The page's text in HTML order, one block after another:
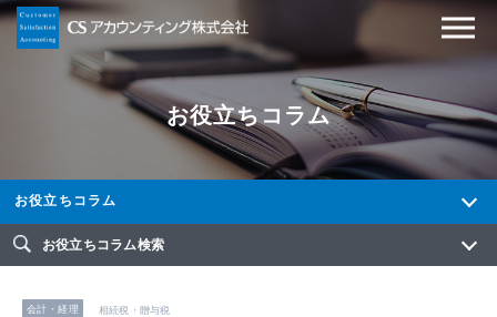
お役立ちコラム
お役立ちコラム
お役立ちコラム検索
会計・経理 相続税・贈与税